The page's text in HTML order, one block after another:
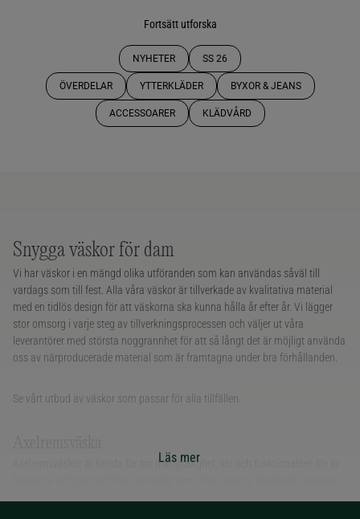
Fortsätt utforska
NYHETER SS 26
ÖVERDELAR YTTERKLÄDER BYXOR & JEANS
ACCESSOARER KLÄDVÅRD
Snygga väskor för dam
Vi har väskor i en mängd olika utföranden som kan användas såväl till
vardags som till fest. Alla våra väskor är tillverkade av kvalitativa material
med en tidlös design för att väskorna ska kunna hålla år efter år. Vi lägger
stor omsorg i varje steg av tillverkningsprocessen och väljer ut våra
leverantörer med största noggrannhet för att så långt det är möjligt använda
oss av närproducerade material som är framtagna under bra förhållanden.
Se vårt utbud av väskor som passar för alla tillfällen.
Axelremsväskor är kända för sin mångsidighet, stil och funktionalitet. De är
Läs mer